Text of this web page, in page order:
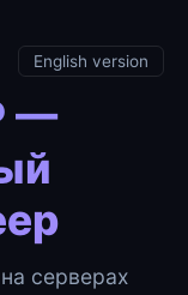
English version
—
серверах